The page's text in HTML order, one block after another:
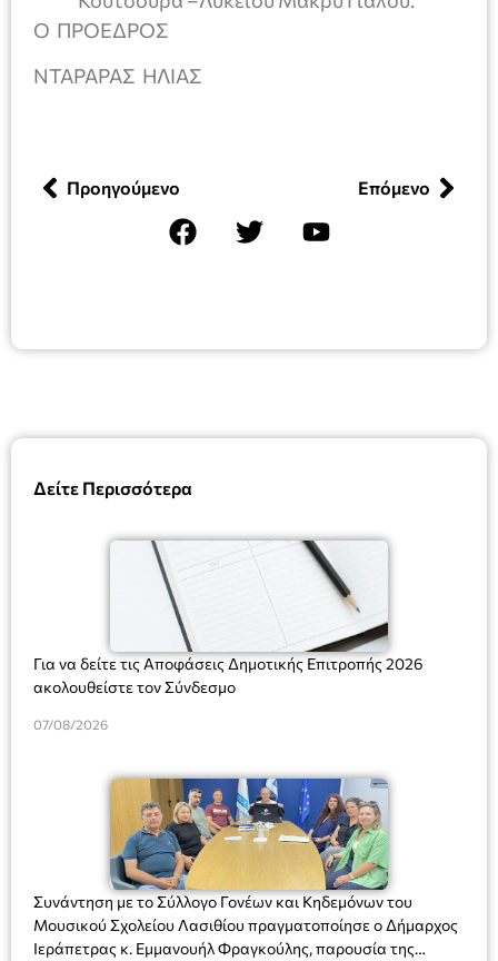
Δείτε Περισσότερα
Για να δείτε τις Αποφάσεις Δημοτικής Επιτροπής 2026
ακολουθείστε τον Σύνδεσμο
07/08/2026
Συνάντηση με το Σύλλογο Γονέων και Κηδεμόνων του
Μουσικού Σχολείου Λασιθίου πραγματοποίησε ο Δήμαρχος
Ιεράπετρας κ. Εμμανουήλ Φραγκούλης, παρουσία της
O ΠΡΟΕΔΡΟΣ
ΝΤΑΡΑΡΑΣ ΗΛΙΑΣ
Προηγούμενο Επόμενο